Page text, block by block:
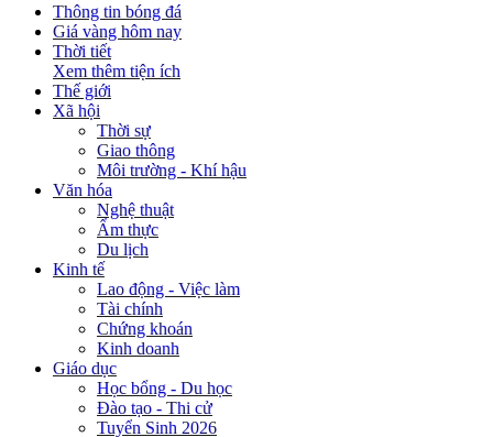
Thông tin bóng đá
Giá vàng hôm nay
Thời tiết
Xem thêm tiện ích
Thế giới
Xã hội
Thời sự
Giao thông
Môi trường - Khí hậu
Văn hóa
Nghệ thuật
Ẩm thực
Du lịch
Kinh tế
Lao động - Việc làm
Tài chính
Chứng khoán
Kinh doanh
Giáo dục
Học bổng - Du học
Đào tạo - Thi cử
Tuyển Sinh 2026